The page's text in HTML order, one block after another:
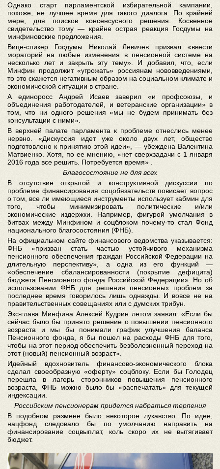
Однако старт парламентской избирательной кампании,
похоже, не лучшее время для такого диалога. По крайней
мере, для поисков консенсусного решения. Косвенное
свидетельство тому — крайне острая реакция Госдумы на
минфиновские предложения.
Вице-спикер Госдумы Николай Левичев призвал «ввести
мораторий на любые изменения в пенсионной системе на
несколько лет и закрыть эту тему». И добавил, что, если
Минфин продолжит «угрожать» россиянам нововведениями,
то это скажется негативным образом на социальном климате и
экономической ситуации в стране.
А единоросс Андрей Исаев заверил «и профсоюзы, и
объединения работодателей, и ветеранские организации» в
том, что ни одного решения «мы не будем принимать без
консультации с ними».
В верхней палате парламента к проблеме отнеслись менее
нервно. «Дискуссия идет уже около двух лет, общество
подготовлено к принятию этой идеи», — убеждена Валентина
Матвиенко. Хотя, по ее мнению, «нет сверхзадачи с 1 января
2016 года все решить. Потребуется время» .
Благосостояние не для всех
В отсутствие открытой и конструктивной дискуссии по
проблеме финансирования соцобязательств повисает вопрос
о том, все ли имеющиеся инструменты использует кабмин для
того, чтобы минимизировать политические и/или
экономические издержки. Например, фигурой умолчания в
битвах между Минфином и соцблоком почему-то стал Фонд
национального благосостояния (ФНБ).
На официальном сайте финансового ведомства указывается:
ФНБ «призван стать частью устойчивого механизма
пенсионного обеспечения граждан Российской Федерации на
длительную перспективу», а одна из его функций —
«обеспечение сбалансированности (покрытие дефицита)
бюджета Пенсионного фонда Российской Федерации». Но об
использовании ФНБ для решения пенсионных проблем за
последнее время говорилось лишь однажды. И вовсе не на
правительственных совещаниях или с думских трибун.
Экс-глава Минфина Алексей Кудрин летом заявил: «Если бы
сейчас было бы принято решение о повышении пенсионного
возраста и мы бы понимали график улучшения баланса
Пенсионного фонда, я бы пошел на расходы ФНБ для того,
чтобы на этот период обеспечить безболезненный переход на
этот (новый) пенсионный возраст».
Идейный вдохновитель финансово-экономического блока
сделал своеобразную «оферту» соцблоку. Если бы Голодец
перешла в лагерь сторонников повышения пенсионного
возраста, ФНБ можно было бы «распечатать» для текущей
индексации.
Российским пенсионерам придется набраться терпения
В подобном размене было некоторое лукавство. По идее,
нацфонд следовало бы по умолчанию направить на
финансирование соцвыплат, коль скоро их не вытягивает
бюджет.